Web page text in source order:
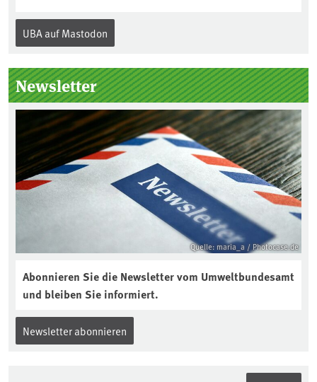
Internationalen Tag des Bodens, der
„Boden des Jahres“ vorgestellt. Das UBA
Kuratorium, wie wird der Boden des
Jahres ausgewählt und was passiert
eigentlich während eines solchen
Bodenjahres? Infos dazu gibt es im
aktuellen Podcast „Soilcast“. Jetzt
reinhören:
https://soilcast.de/interview/sc202-
interview-die-kuer-der-krume/
UBA auf Mastodon
Newsletter
Quelle: maria_a / Photocase.de
Abonnieren Sie die Newsletter vom Umweltbundesamt
und bleiben Sie informiert.
Newsletter abonnieren